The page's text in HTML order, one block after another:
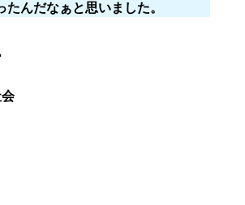
たんだなぁと思いました。